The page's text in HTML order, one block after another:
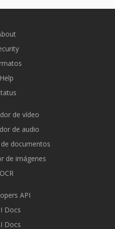
Help
de vídeo
de audio
documentos
de imágenes
OCR
API
Docs
Docs